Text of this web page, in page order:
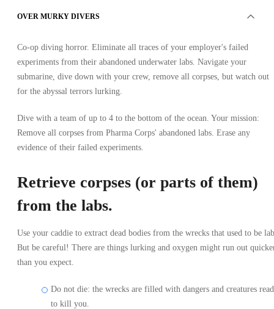
OVER MURKY DIVERS
Co-op diving horror. Eliminate all traces of your employer's failed
experiments from their abandoned underwater labs. Navigate your
submarine, dive down with your crew, remove all corpses, but watch out
for the abyssal terrors lurking.
Dive with a team of up to 4 to the bottom of the ocean. Your mission:
Remove all corpses from Pharma Corps' abandoned labs. Erase any
evidence of their failed experiments.
Retrieve corpses (or parts of them)
from the labs.
Use your caddie to extract dead bodies from the wrecks that used to be
But be careful! There are things lurking and oxygen might run out
than you expect.
Do not die: the wrecks are filled with dangers and creatures
to kill you.